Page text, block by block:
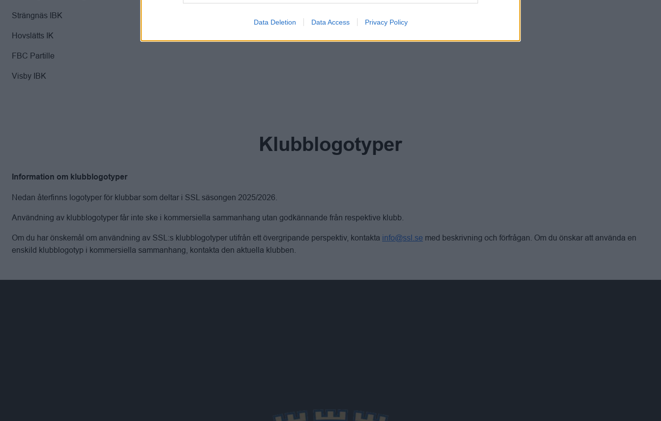
Data Deletion Data Access Privacy Policy
Strängnäs IBK
Hovslätts IK
FBC Partille
Visby IBK
Klubblogotyper
Information om klubblogotyper
Nedan återfinns logotyper för klubbar som deltar i SSL säsongen 2025/2026.
Användning av klubblogotyper får inte ske i kommersiella sammanhang utan godkännande från respektive klubb.
Om du har önskemål om användning av SSL:s klubblogotyper utifrån ett övergripande perspektiv, kontakta info@ssl.se med beskrivning och förfrågan. Om du önskar att använda en
enskild klubblogotyp i kommersiella sammanhang, kontakta den aktuella klubben.